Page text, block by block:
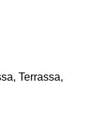
Terrassa,